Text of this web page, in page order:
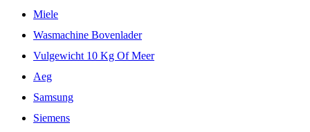
Miele
Wasmachine Bovenlader
Vulgewicht 10 Kg Of Meer
Aeg
Samsung
Siemens